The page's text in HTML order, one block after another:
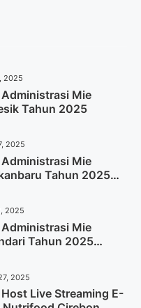
2025
Mie
Tahun 2025
2025
Mie
Tahun 2025
2025
Mie
Tahun 2025
2025
Live Streaming E-